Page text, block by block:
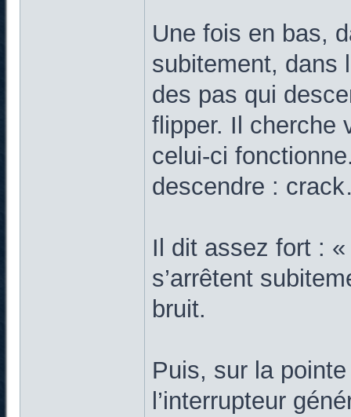
Une fois en bas,
subitement, dans
des pas qui
flipper. Il cherche
celui-ci
descendre :
Il dit assez fort :
s’arrêtent
bruit.
Puis, sur la
l’interrupteur